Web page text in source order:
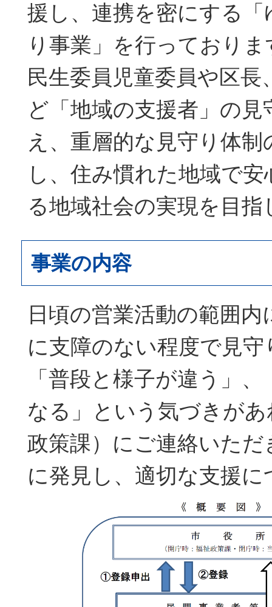
援し、連携を密にする
り事業」を行っておりま
民生委員児童委員や区長
ど「地域の支援者」の見
え、重層的な見守り体制
し、住み慣れた地域で
る地域社会の実現を目指
事業の内容
日頃の営業活動の範囲
に支障のない程度で見
「普段と様子が違う」
なる」という気づきが
政策課）にご連絡いただ
に発見し、適切な支援